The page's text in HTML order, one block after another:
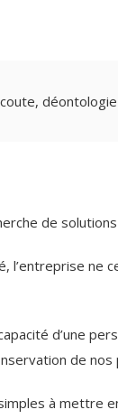
de
l’entreprise ne
d’une
de nos
à